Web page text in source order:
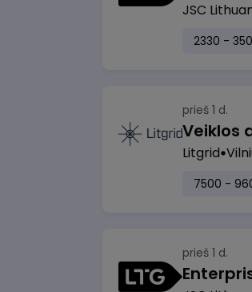
JSC
2330 -
prieš 1 d.
Litgrid
7500 -
prieš 1 d.